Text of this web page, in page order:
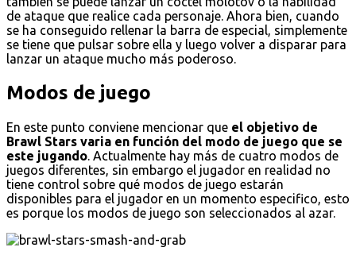
de ataque que realice cada personaje. Ahora bien, cuando
se ha conseguido rellenar la barra de especial, simplemente
se tiene que pulsar sobre ella y luego volver a disparar para
lanzar un ataque mucho más poderoso.
Modos de juego
En este punto conviene mencionar que el objetivo de
Brawl Stars varia en función del modo de juego que se
este jugando. Actualmente hay más de cuatro modos de
juegos diferentes, sin embargo el jugador en realidad no
tiene control sobre qué modos de juego estarán
disponibles para el jugador en un momento especifico, esto
es porque los modos de juego son seleccionados al azar.